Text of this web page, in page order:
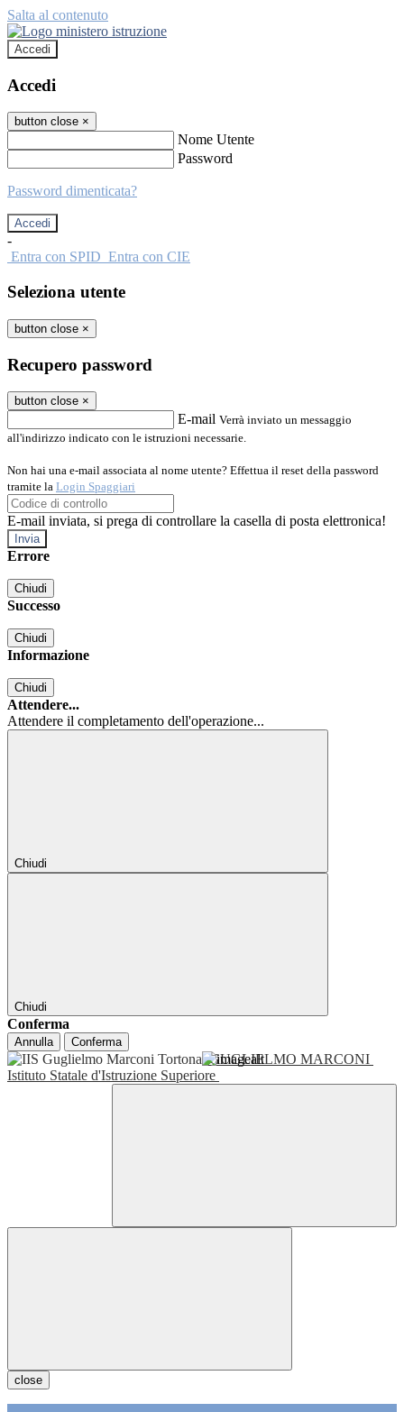
Salta al contenuto
Accedi
Accedi
button close ×
Nome Utente
Password
Password dimenticata?
-
Entra con SPID Entra con CIE
Seleziona utente
button close ×
Recupero password
button close ×
E-mail Verrà inviato un messaggio
all'indirizzo indicato con le istruzioni necessarie.
Non hai una e-mail associata al nome utente? Effettua il reset della password
tramite la Login Spaggiari
E-mail inviata, si prega di controllare la casella di posta elettronica!
Errore
Chiudi
Successo
Chiudi
Informazione
Chiudi
Attendere...
Attendere il completamento dell'operazione...
Chiudi
Chiudi
Conferma
Annulla Conferma
GUGLIELMO MARCONI
Istituto Statale d'Istruzione Superiore
close